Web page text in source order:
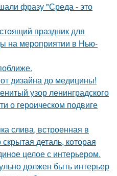
фразу "Среда - это
праздник для
на мероприятии в Нью-
дизайна до медицины!
узор ленинградского
о героическом подвиге
слива, встроенная в
деталь, которая
целое с интерьером.
должен быть интерьер